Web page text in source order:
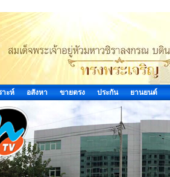
าะห์ อสังหา ขายตรง ประกัน ยานยนต์